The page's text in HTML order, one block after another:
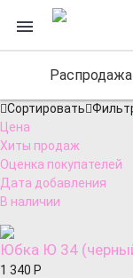
Сортировать
Цена
Хиты продаж
Оценка покупателей
Дата добавления
В наличии
Юбка Ю 34
1 340 Р